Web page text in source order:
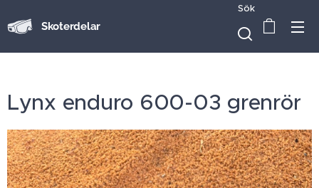
Skoterdelar
Sök
Lynx enduro 600-03 grenrör